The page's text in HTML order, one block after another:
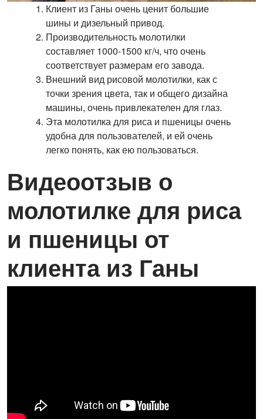
Клиент из Ганы очень ценит большие
шины и дизельный привод.
Производительность молотилки
составляет 1000-1500 кг/ч, что очень
соответствует размерам его завода.
Внешний вид рисовой молотилки, как с
точки зрения цвета, так и общего дизайна
машины, очень привлекателен для глаз.
Эта молотилка для риса и пшеницы очень
удобна для пользователей, и ей очень
легко понять, как ею пользоваться.
Видеоотзыв о
молотилке для риса
и пшеницы от
клиента из Ганы